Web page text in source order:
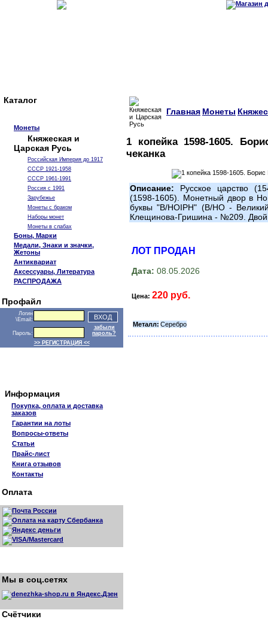
Каталог
Монеты
Княжеская и
Царская Русь
Российская Империя до 1917
СССР 1921-1958
СССР 1961-1991
Россия с 1991
Зарубежье
Монеты с браком
Наборы монет
Монеты в слабах
Боны, Марки
Медали, Знаки и значки,
Жетоны
Антиквариат
Аксессуары, Литература
РАСПРОДАЖА
Профайл
Логин
\Email:
Пароль:
забыли
пароль?
>> РЕГИСТРАЦИЯ <<
Информация
Покупка, оплата и доставка
заказов
Гарантии на лоты
Вопросы-ответы
Статьи
Прайс-лист
Книга отзывов
Контакты
Оплата
Мы в соц.сетях
Счётчики
Главная Монеты
1 копейка 1598-1605.
чеканка
Описание: Русское царство
(1598-1605). Монетный двор в
буквы "В/НОIРН" (В/НО -
Клещинова-Гришина - №209.
ЛОТ ПРОДАН
Дата: 08.05.2026
Цена: 220 руб.
Металл: Серебро